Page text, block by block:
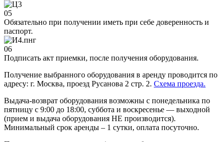
05
Обязательно при получении иметь при себе доверенность и
паспорт.
06
Подписать акт приемки, после получения оборудования.
Получение выбранного оборудования в аренду проводится по
адресу: г. Москва, проезд Русанова 2 стр. 2. Схема проезда.
Выдача-возврат оборудования возможны с понедельника по
пятницу с 9:00 до 18:00, суббота и воскресенье — выходной
(прием и выдача оборудования НЕ производится).
Минимальный срок аренды – 1 сутки, оплата посуточно.